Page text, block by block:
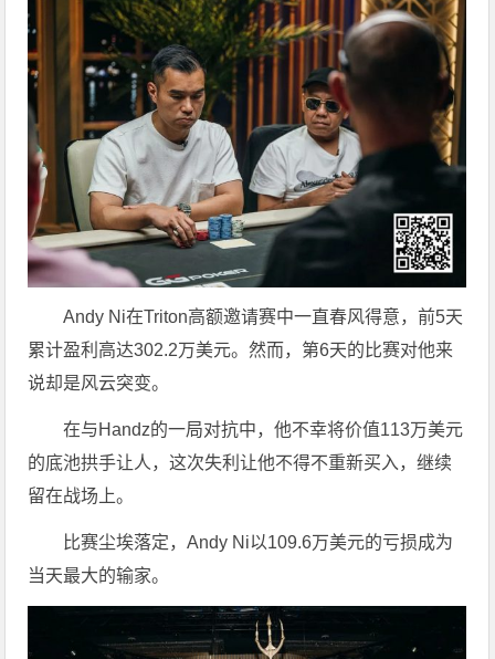
Andy Ni在Triton高额邀请赛中一直春风得意，前5天
累计盈利高达302.2万美元。然而，第6天的比赛对他来
说却是风云突变。
在与Handz的一局对抗中，他不幸将价值113万美元
的底池拱手让人，这次失利让他不得不重新买入，继续
留在战场上。
比赛尘埃落定，Andy Ni以109.6万美元的亏损成为
当天最大的输家。